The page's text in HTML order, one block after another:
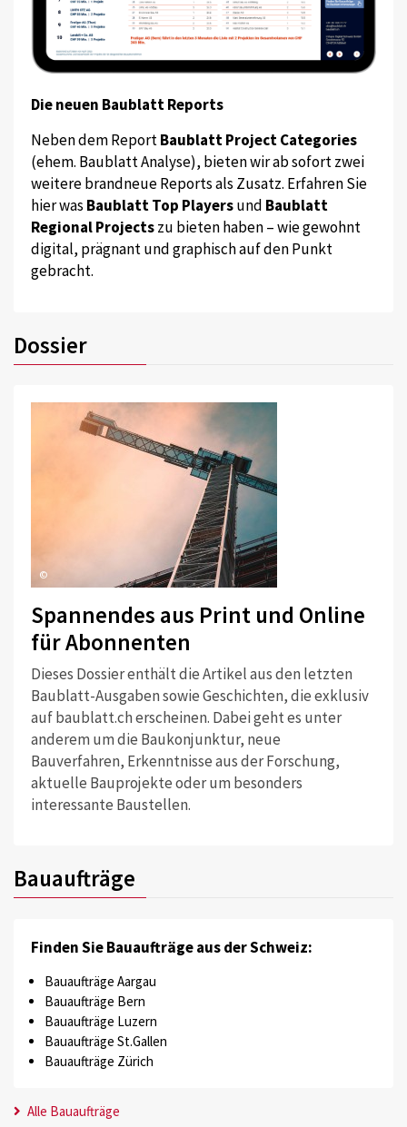
Die neuen Baublatt Reports
Neben dem ReportBaublatt Project Categories
(ehem. Baublatt Analyse), bieten wir ab sofort zwei
weitere brandneue Reports als Zusatz. Erfahren Sie
hier was Baublatt Top Playersund Baublatt
Regional Projectszu bieten haben – wie gewohnt
digital, prägnant und graphisch auf den Punkt
gebracht.
Dossier
©
Spannendes aus Print und Online
für Abonnenten
Dieses Dossier enthält die Artikel aus den letzten
Baublatt-Ausgaben sowie Geschichten, die exklusiv
auf baublatt.ch erscheinen. Dabei geht es unter
anderem um die Baukonjunktur, neue
Bauverfahren, Erkenntnisse aus der Forschung,
aktuelle Bauprojekte oder um besonders
interessante Baustellen.
Bauaufträge
Finden Sie Bauaufträge aus der Schweiz:
Bauaufträge Aargau
Bauaufträge Bern
Bauaufträge Luzern
Bauaufträge St.Gallen
Bauaufträge Zürich
Alle Bauaufträge